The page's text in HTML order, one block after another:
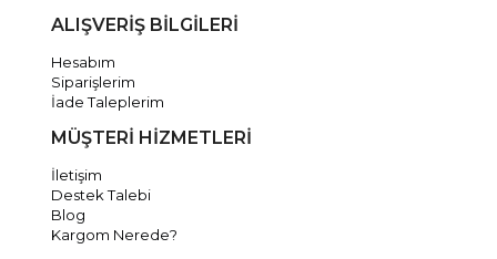
ALIŞVERİŞ BİLGİLERİ
Hesabım
Siparişlerim
İade Taleplerim
MÜŞTERİ HİZMETLERİ
İletişim
Destek Talebi
Blog
Kargom Nerede?